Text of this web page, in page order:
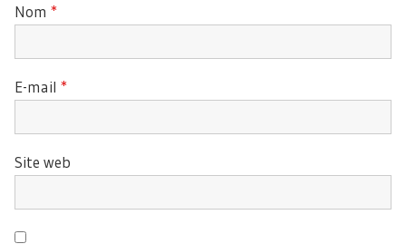
Nom *
E-mail *
Site web